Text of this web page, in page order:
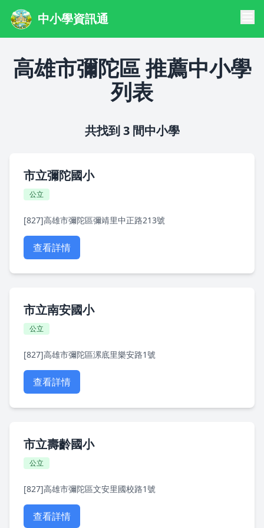
中小學資訊通
高雄市彌陀區 推薦中小學
列表
共找到 3 間中小學
市立彌陀國小
公立
[827]高雄市彌陀區彌靖里中正路213號
查看詳情
市立南安國小
公立
[827]高雄市彌陀區漯底里樂安路1號
查看詳情
市立壽齡國小
公立
[827]高雄市彌陀區文安里國校路1號
查看詳情